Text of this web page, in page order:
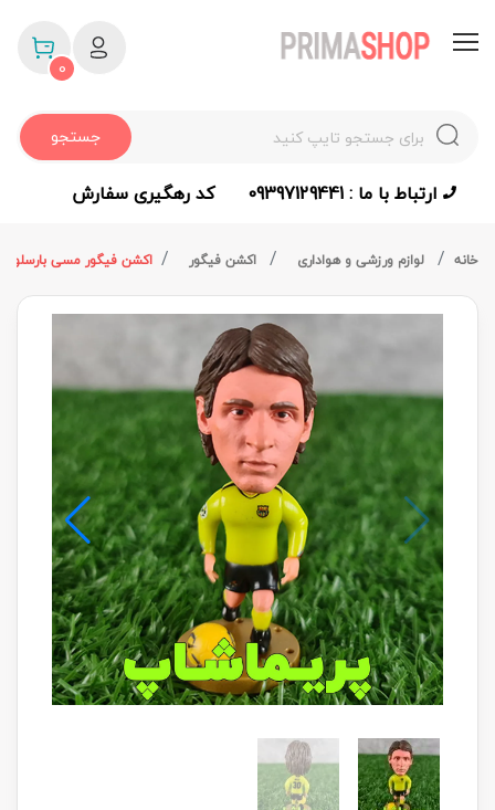
جستجو
0
ارتباط با ما : 09397129441 کد رهگیری سفارش
خانه لوازم ورزشی و هواداری اکشن فیگور اکشن فیگور مسی بارسلونا دوم